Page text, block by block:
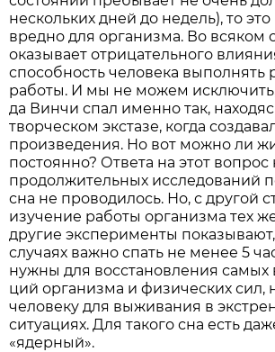
нескольких дней до недель), то
вредно для организма. Во всяком
оказывает отрицательного
способность человека выполнять
работы. И мы не можем
да Винчи спал именно так,
творческом экстазе, когда
произведения. Но вот можно ли
постоянно? Ответа на этот вопрос
продолжительных исследований
сна не проводилось. Но, с другой
изучение работы организма тех
другие эксперименты показывают,
случаях важно спать не менее 5
нужны для восстановления
ций организма и физических сил,
человеку для выживания в
ситуациях. Для такого сна есть
«ядерный».